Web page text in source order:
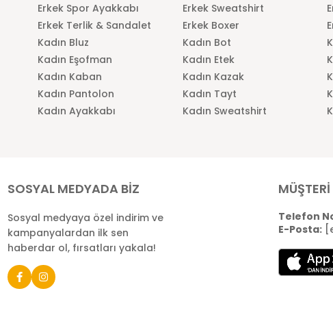
Erkek Spor Ayakkabı
Erkek Sweatshirt
Erkek Terlik & Sandalet
Erkek Boxer
Kadın Bluz
Kadın Bot
Kadın Eşofman
Kadın Etek
Kadın Kaban
Kadın Kazak
Kadın Pantolon
Kadın Tayt
Kadın Ayakkabı
Kadın Sweatshirt
SOSYAL MEDYADA BİZ
Sosyal medyaya özel indirim ve
kampanyalardan ilk sen
haberdar ol, fırsatları yakala!
Telefon
E-Posta: